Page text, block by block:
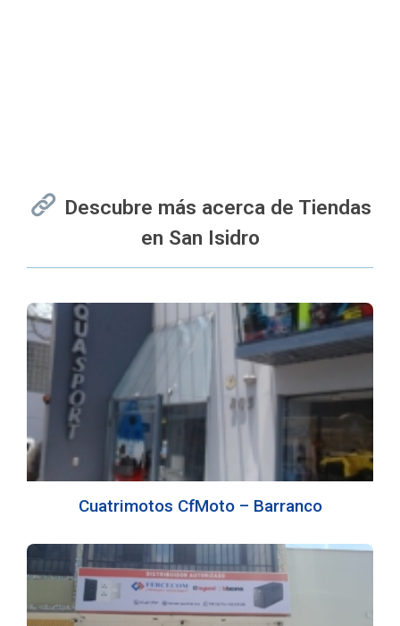
Descubre más acerca de Tiendas
en San Isidro
Cuatrimotos CfMoto – Barranco